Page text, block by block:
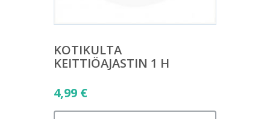
KOTIKULTA
KEITTIÖAJASTIN 1 H
4,99 €